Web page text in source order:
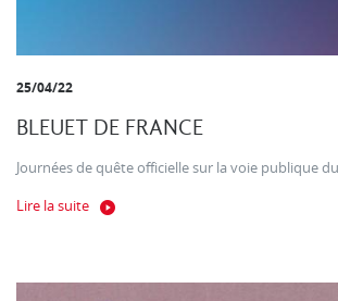
25/04/22
BLEUET DE FRANCE
Journées de quête officielle sur la voie publique
Lire la suite